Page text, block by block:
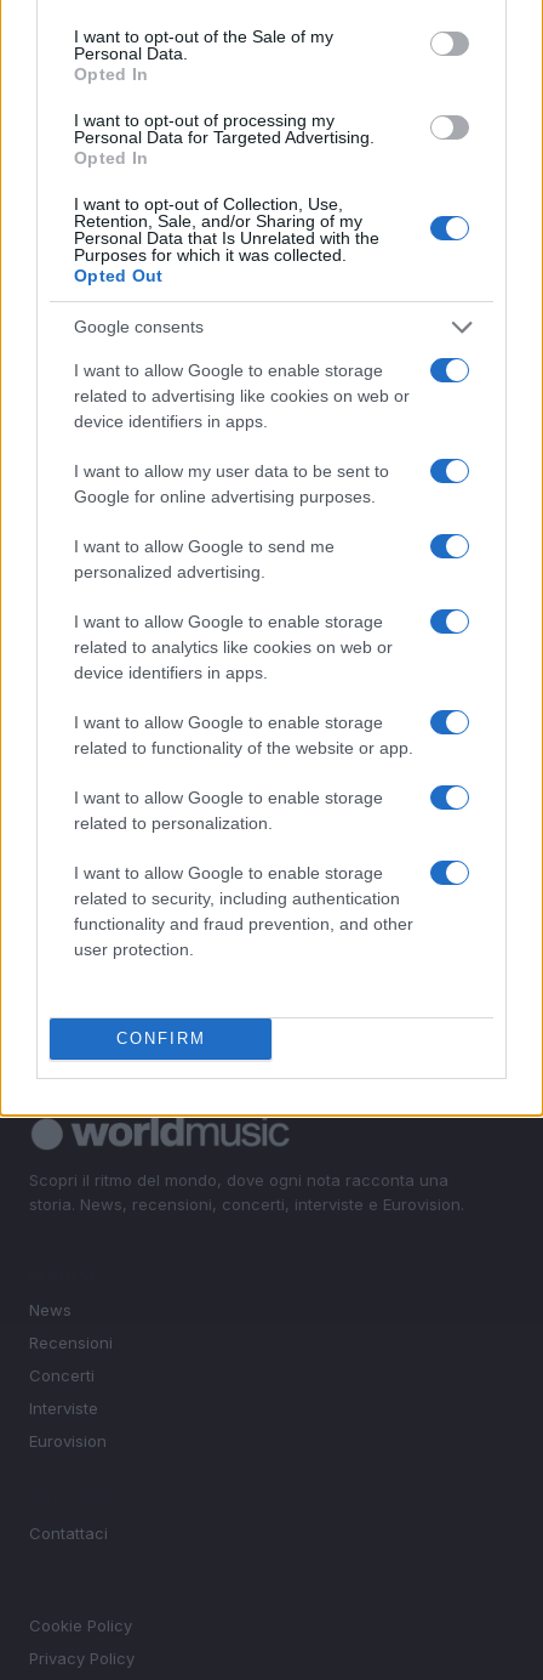
consent section.
I want to opt-out of the Sale of my
Personal Data.
Opted In
I want to opt-out of processing my
Personal Data for Targeted Advertising.
Opted In
I want to opt-out of Collection, Use,
Retention, Sale, and/or Sharing of my
Personal Data that Is Unrelated with the
Purposes for which it was collected.
Opted Out
Google consents
I want to allow Google to enable storage
related to advertising like cookies on web or
device identifiers in apps.
I want to allow my user data to be sent to
Google for online advertising purposes.
I want to allow Google to send me
personalized advertising.
I want to allow Google to enable storage
related to analytics like cookies on web or
device identifiers in apps.
I want to allow Google to enable storage
related to functionality of the website or app.
I want to allow Google to enable storage
related to personalization.
I want to allow Google to enable storage
related to security, including authentication
functionality and fraud prevention, and other
user protection.
CONFIRM
Edoardo Marchesi · 5 Ago 2026
dinamica e ritualità
Letizia Fontana · 5 Ago 2026
Concerti in Italia: il 2026 supera il miliardo di euro di
spesa
Scopri fanSALE: la piattaforma sicura per la rivendita di
biglietti
Biglietti per Sanremo 2025: tutto quello che c’è da
sapere
2027
Location sostenibili per festival: criteri e metriche per
una scelta consapevole
Scopri il ritmo del mondo, dove ogni nota racconta una
storia. News, recensioni, concerti, interviste e Eurovision.
News
Recensioni
Concerti
Interviste
Eurovision
Contattaci
Cookie Policy
Privacy Policy